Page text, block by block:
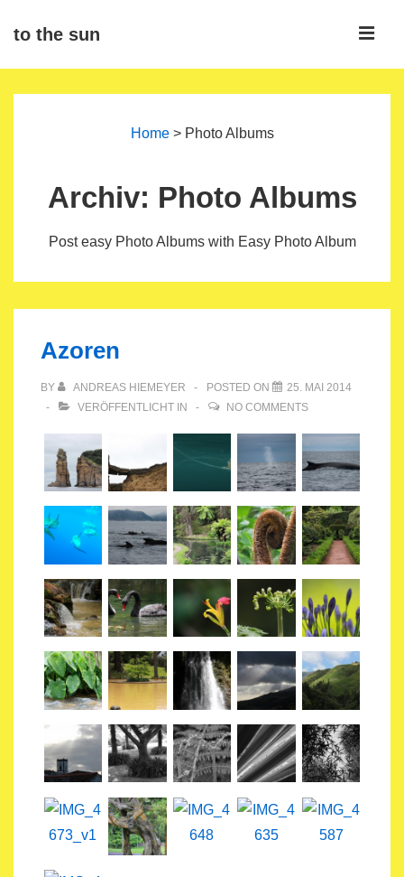
Zumto the sun
Home> Photo Albums
Archiv: Photo Albums
Post easy Photo Albums with Easy Photo Album
Azoren
BY ANDREAS HIEMEYER POSTED ON
25. MAI 2014
VERÖFFENTLICHT IN
NO COMMENTS